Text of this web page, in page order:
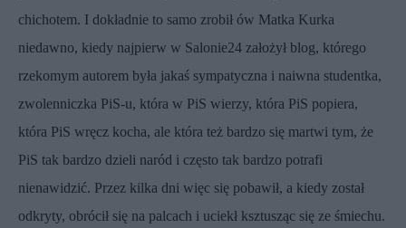
chichotem. I dokładnie to samo zrobił ów Matka Kurka
niedawno, kiedy najpierw w Salonie24 założył blog, którego
rzekomym autorem była jakaś sympatyczna i naiwna studentka,
zwolenniczka PiS-u, która w PiS wierzy, która PiS popiera,
która PiS wręcz kocha, ale która też bardzo się martwi tym, że
PiS tak bardzo dzieli naród i często tak bardzo potrafi
nienawidzić. Przez kilka dni więc się pobawił, a kiedy został
odkryty, obrócił się na palcach i uciekł ksztusząc się ze śmiechu.